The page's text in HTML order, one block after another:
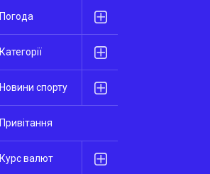
Погода
Категорії
Новини спорту
Привітання
Курс валют